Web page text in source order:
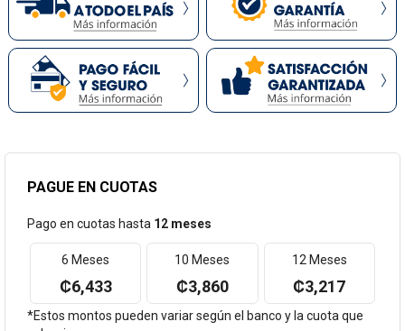
PAGUE EN CUOTAS
Pago en cuotas hasta 12 meses
6 Meses
₡6,433
10 Meses
₡3,860
12 Meses
₡3,217
*Estos montos pueden variar según el banco y la cuota que